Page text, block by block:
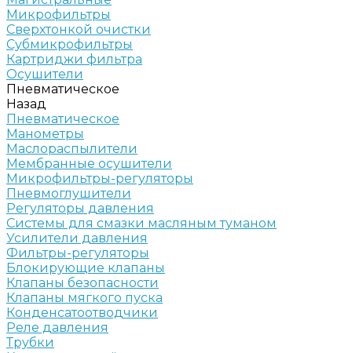
Микрофильтры
Сверхтонкой очистки
Субмикрофильтры
Картриджи фильтра
Осушители
Пневматическое
Назад
Пневматическое
Манометры
Маслораспылители
Мембранные осушители
Микрофильтры-регуляторы
Пневмоглушители
Регуляторы давления
Системы для смазки масляным туманом
Усилители давления
Фильтры-регуляторы
Блокирующие клапаны
Клапаны безопасности
Клапаны мягкого пуска
Конденсатоотводчики
Реле давления
Трубки